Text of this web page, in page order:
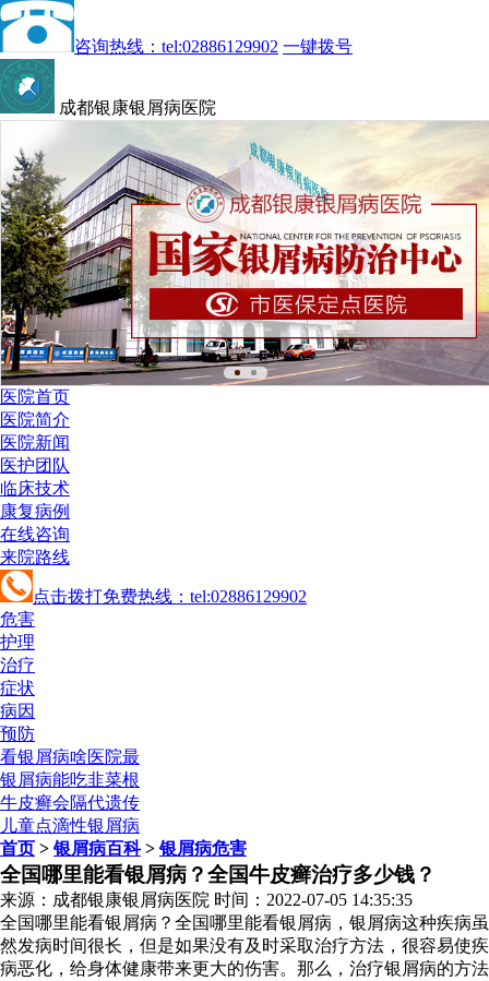
咨询热线：tel:02886129902 一键拨号
成都银康银屑病医院
医院首页
医院简介
医院新闻
医护团队
临床技术
康复病例
在线咨询
来院路线
点击拨打免费热线：tel:02886129902
危害
护理
治疗
症状
病因
预防
看银屑病啥医院最
银屑病能吃韭菜根
牛皮癣会隔代遗传
儿童点滴性银屑病
首页 >银屑病百科>银屑病危害
全国哪里能看银屑病？全国牛皮癣治疗多少钱？
来源：成都银康银屑病医院 时间：2022-07-05 14:35:35
全国哪里能看银屑病？全国哪里能看银屑病，银屑病这种疾病虽
然发病时间很长，但是如果没有及时采取治疗方法，很容易使疾
病恶化，给身体健康带来更大的伤害。那么，治疗银屑病的方法